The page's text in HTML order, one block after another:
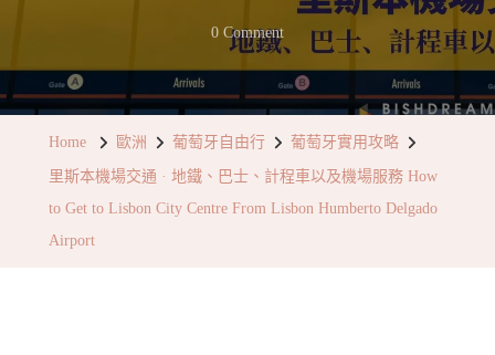
0 CommentOn
斯
Home 歐洲 葡萄牙自由行 葡萄牙實用攻略
里斯本機場交通 · 地鐵、巴士、計程車以及機場服務 How
to Get to Lisbon City Centre From Lisbon Humberto Delgado
Airport